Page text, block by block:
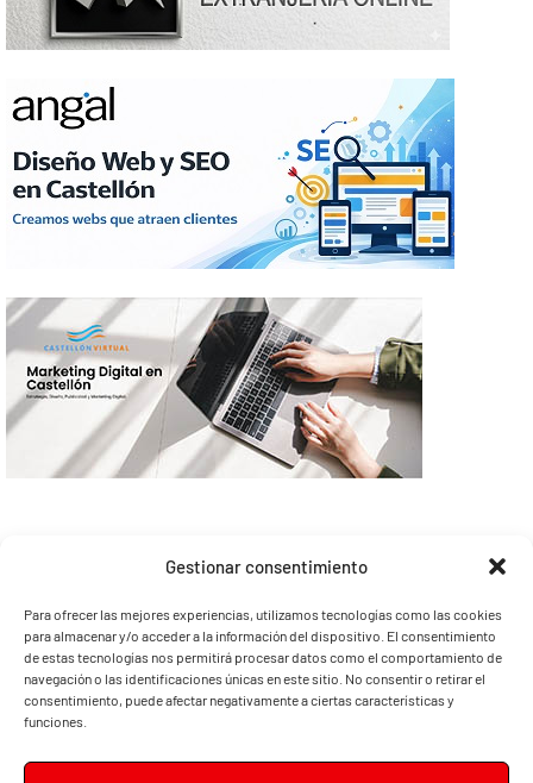
Gestionar consentimiento
Para ofrecer las mejores experiencias, utilizamos tecnologías como las cookies
para almacenar y/o acceder a la información del dispositivo. El consentimiento
de estas tecnologías nos permitirá procesar datos como el comportamiento de
navegación o las identificaciones únicas en este sitio. No consentir o retirar el
consentimiento, puede afectar negativamente a ciertas características y
funciones.